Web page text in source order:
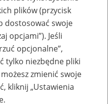
lub
pracy
plików (przycisk
dostosować swoje
opcjami”). Jeśli
opcjonalne”,
tylko niezbędne pliki
zmienić swoje
kliknij „Ustawienia